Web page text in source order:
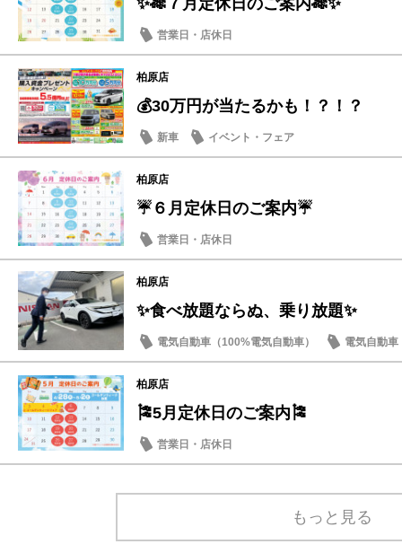
✨🎋７月定休日のご案内🎋✨
営業日・店休日
柏原店
💰30万円が当たるかも！？！？
新車 イベント・フェア
柏原店
☔６月定休日のご案内☔
営業日・店休日
柏原店
✨食べ放題ならぬ、乗り放題✨
電気自動車（100%電気自動車）
電気自動車
軽自動車
ミニバン・ワゴン
柏原店
🎏5月定休日のご案内🎏
営業日・店休日
もっと見る